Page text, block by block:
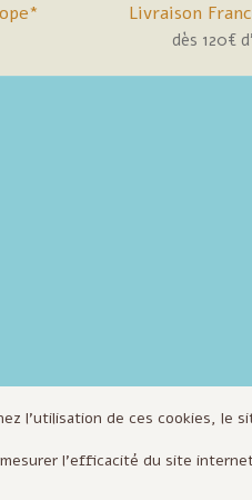
Livraison
dès 120€
l'utilisation de ces cookies, le
l'efficacité du site